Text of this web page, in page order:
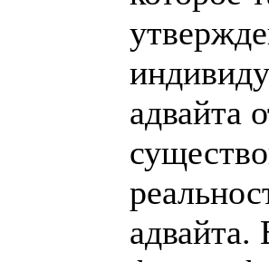
адвайта